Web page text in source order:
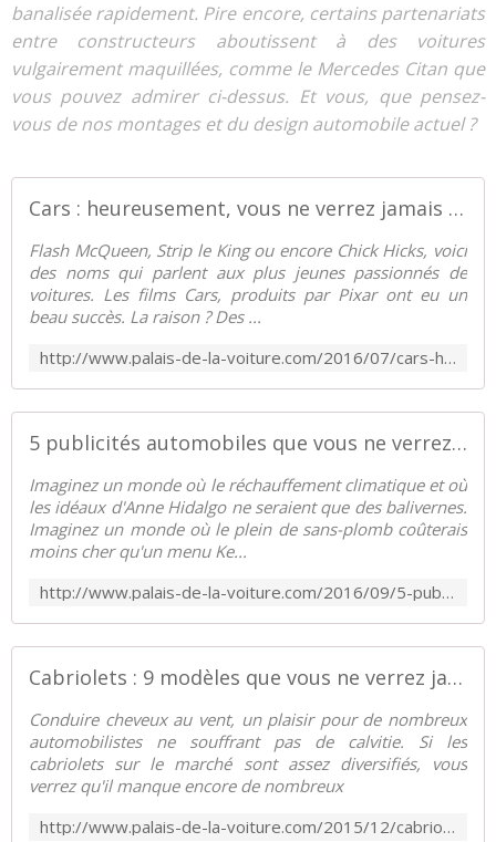
banalisée rapidement. Pire encore, certains partenariats
entre constructeurs aboutissent à des voitures
vulgairement maquillées, comme le Mercedes Citan que
vous pouvez admirer ci-dessus. Et vous, que pensez-
vous de nos montages et du design automobile actuel ?
Cars : heureusement, vous ne verrez jamais ces personnages ! - Palais-de-la-Voiture.com
Flash McQueen, Strip le King ou encore Chick Hicks, voici
des noms qui parlent aux plus jeunes passionnés de
voitures. Les films Cars, produits par Pixar ont eu un
beau succès. La raison ? Des ...
http://www.palais-de-la-voiture.com/2016/07/cars-heureusement-vous-ne-verrez-jamais-ces-personnages.html
5 publicités automobiles que vous ne verrez jamais ! - Palais-de-la-Voiture.com
Imaginez un monde où le réchauffement climatique et où
les idéaux d'Anne Hidalgo ne seraient que des balivernes.
Imaginez un monde où le plein de sans-plomb coûterais
moins cher qu'un menu Ke...
http://www.palais-de-la-voiture.com/2016/09/5-publicites-automobiles-que-vous-ne-verrez-jamais.html
Cabriolets : 9 modèles que vous ne verrez jamais ! - Palais-de-la-Voiture.com
Conduire cheveux au vent, un plaisir pour de nombreux
automobilistes ne souffrant pas de calvitie. Si les
cabriolets sur le marché sont assez diversifiés, vous
verrez qu'il manque encore de nombreux
http://www.palais-de-la-voiture.com/2015/12/cabriolets-8-modeles-que-vous-ne-verrez-jamais.html